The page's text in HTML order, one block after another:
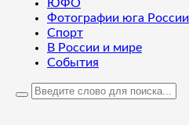
ЮФО
Фотографии юга России
Спорт
В России и мире
События